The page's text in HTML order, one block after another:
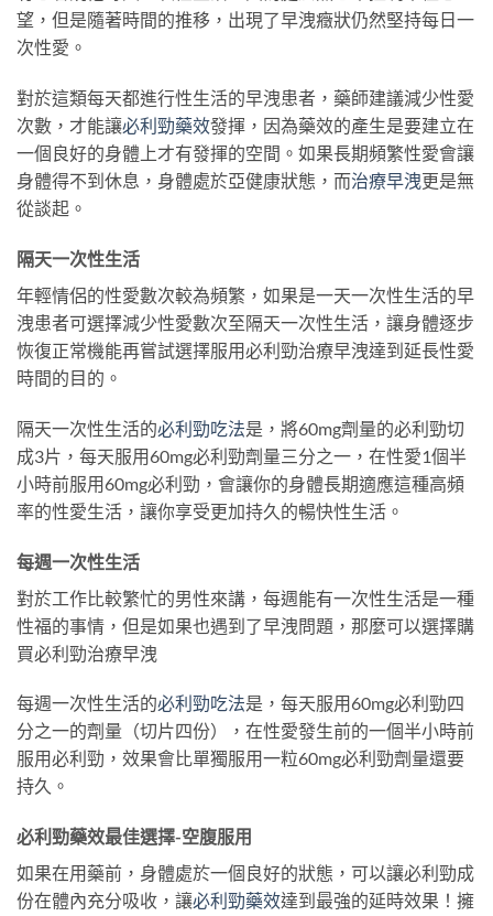
望，但是隨著時間的推移，出現了早洩癥狀仍然堅持每日一
次性愛。
對於這類每天都進行性生活的早洩患者，藥師建議減少性愛
次數，才能讓必利勁藥效發揮，因為藥效的產生是要建立在
一個良好的身體上才有發揮的空間。如果長期頻繁性愛會讓
身體得不到休息，身體處於亞健康狀態，而治療早洩更是無
從談起。
隔天一次性生活
年輕情侶的性愛數次較為頻繁，如果是一天一次性生活的早
洩患者可選擇減少性愛數次至隔天一次性生活，讓身體逐步
恢復正常機能再嘗試選擇服用必利勁治療早洩達到延長性愛
時間的目的。
隔天一次性生活的必利勁吃法是，將60mg劑量的必利勁切
成3片，每天服用60mg必利勁劑量三分之一，在性愛1個半
小時前服用60mg必利勁，會讓你的身體長期適應這種高頻
率的性愛生活，讓你享受更加持久的暢快性生活。
每週一次性生活
對於工作比較繁忙的男性來講，每週能有一次性生活是一種
性福的事情，但是如果也遇到了早洩問題，那麼可以選擇購
買必利勁治療早洩
每週一次性生活的必利勁吃法是，每天服用60mg必利勁四
分之一的劑量（切片四份），在性愛發生前的一個半小時前
服用必利勁，效果會比單獨服用一粒60mg必利勁劑量還要
持久。
必利勁藥效最佳選擇-空腹服用
如果在用藥前，身體處於一個良好的狀態，可以讓必利勁成
份在體內充分吸收，讓必利勁藥效達到最強的延時效果！擁